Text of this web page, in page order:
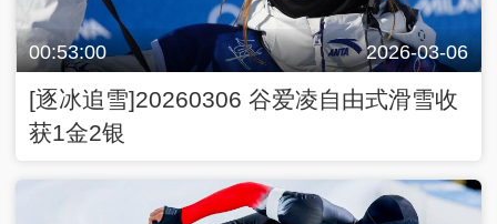
00:53:00 2026-03-06
[逐冰追雪]20260306 谷爱凌自由式滑雪收
获1金2银